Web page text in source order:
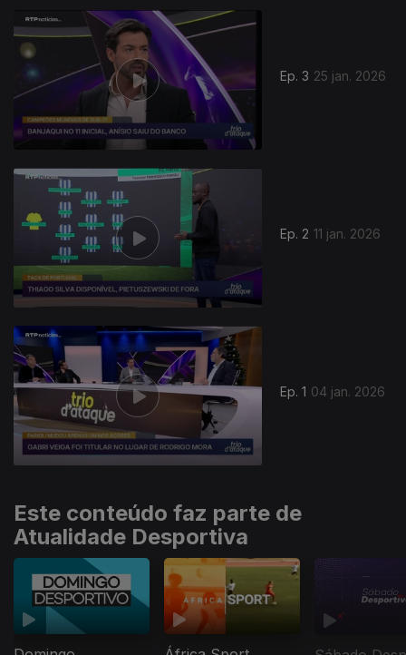
Ep. 3 25 jan. 2026
Ep. 2 11 jan. 2026
Ep. 1 04 jan. 2026
900143
Este conteúdo faz parte de
Atualidade Desportiva